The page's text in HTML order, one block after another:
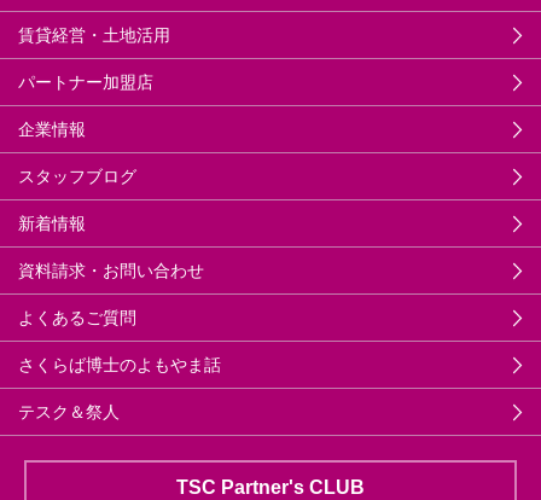
賃貸経営・土地活用
パートナー加盟店
企業情報
スタッフブログ
新着情報
資料請求・お問い合わせ
よくあるご質問
さくらば博士のよもやま話
テスク＆祭人
TSC Partner's CLUB